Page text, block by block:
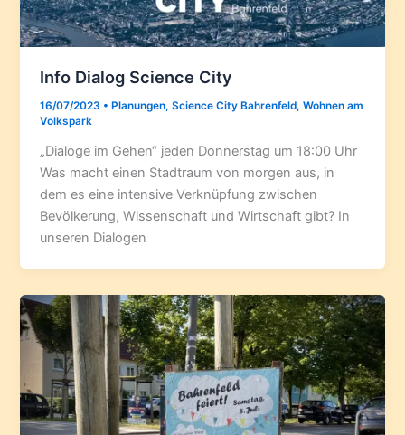
Info Dialog Science City
16/07/2023 • Planungen,Science City Bahrenfeld,Wohnen am
Volkspark
„Dialoge im Gehen“ jeden Donnerstag um 18:00 Uhr
Was macht einen Stadtraum von morgen aus, in
dem es eine intensive Verknüpfung zwischen
Bevölkerung, Wissenschaft und Wirtschaft gibt? In
unseren Dialogen